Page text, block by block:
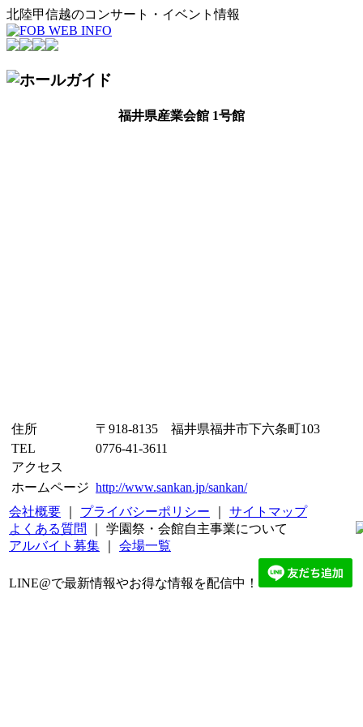
北陸甲信越のコンサート・イベント情報
福井県産業会館 1号館
住所
〒918-8135 福井県福井市下六条町103
TEL
0776-41-3611
アクセス
ホームページ http://www.sankan.jp/sankan/
会社概要
プライバシーポリシー
サイトマップ
よくある質問
｜ 学園祭・会館自主事業について
アルバイト募集
会場一覧
LINE@で最新情報やお得な情報を配信中！